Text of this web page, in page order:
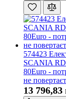
574423
SCANIA
80Euro -
не
13 796,83